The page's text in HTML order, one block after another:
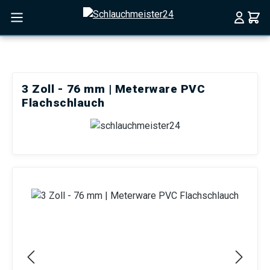
Zum Hauptinhalt springen
3 Zoll - 76 mm | Meterware PVC
Flachschlauch
Bildergalerie überspringen